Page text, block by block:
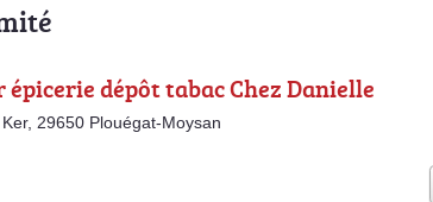
épicerie dépôt tabac Chez Danielle
29650 Plouégat-Moysan